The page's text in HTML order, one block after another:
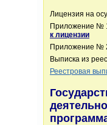
Лицензия на
Приложение №
к лицензии
Приложение №
Выписка из
Реестровая